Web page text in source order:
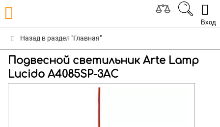
Вход
Назад в раздел "Главная"
Подвесной светильник Arte Lamp
Lucido A4085SP-3AC